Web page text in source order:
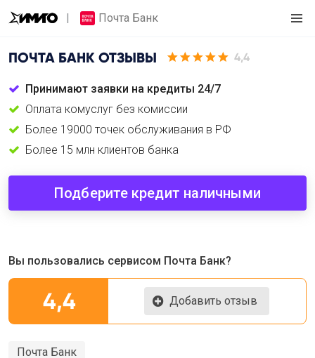
Почта Банк
ПОЧТА БАНК ОТЗЫВЫ 4,4
Принимают заявки на кредиты 24/7
Оплата комуслуг без комиссии
Более 19000 точек обслуживания в РФ
Более 15 млн клиентов банка
Подберите кредит наличными
Вы пользовались сервисом Почта Банк?
4,4 Добавить отзыв
Почта Банк